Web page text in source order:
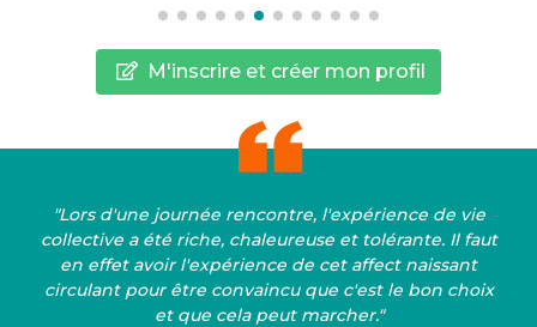
M'inscrire et créer mon profil
"Lors d'une journée rencontre, l'expérience de vie
collective a été riche, chaleureuse et tolérante. Il faut
en effet avoir l'expérience de cet affect naissant
circulant pour être convaincu que c'est le bon choix
et que cela peut marcher."